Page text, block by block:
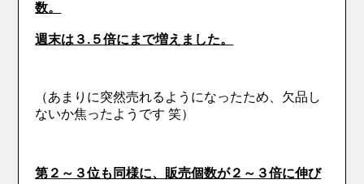
数。
週末は３.５倍にまで増えました。
（あまりに突然売れるようになったため、欠品し
ないか焦ったようです 笑）
第２～３位も同様に、販売個数が２～３倍に伸び